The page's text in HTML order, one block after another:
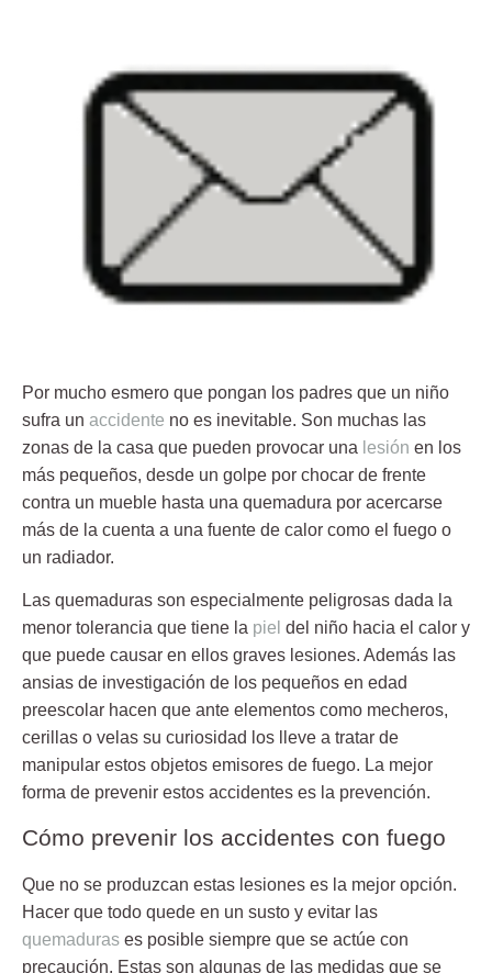
Por mucho esmero que pongan los padres que un niño
sufra un accidente no es inevitable. Son muchas las
zonas de la casa que pueden provocar una lesión en los
más pequeños, desde un golpe por chocar de frente
contra un mueble hasta una quemadura por acercarse
más de la cuenta a una fuente de calor como el fuego o
un radiador.
Las quemaduras son especialmente peligrosas dada la
menor tolerancia que tiene la piel del niño hacia el calor y
que puede causar en ellos graves lesiones. Además las
ansias de investigación de los pequeños en edad
preescolar hacen que ante elementos como mecheros,
cerillas o velas su curiosidad los lleve a tratar de
manipular estos objetos emisores de fuego. La mejor
forma de prevenir estos accidentes es la prevención.
Cómo prevenir los accidentes con fuego
Que no se produzcan estas lesiones es la mejor opción.
Hacer que todo quede en un susto y evitar las
quemaduras es posible siempre que se actúe con
precaución. Estas son algunas de las medidas que se